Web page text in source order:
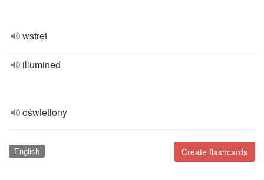
wstręt
illumined
oświetlony
Create flashcards
English